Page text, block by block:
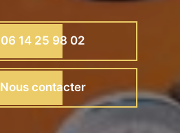
06 14 25 98 02
Nous contacter